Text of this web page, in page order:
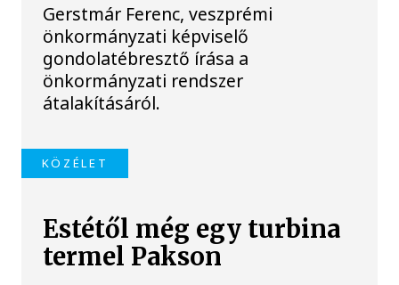
Gerstmár Ferenc, veszprémi
önkormányzati képviselő
gondolatébresztő írása a
önkormányzati rendszer
átalakításáról.
KÖZÉLET
Estétől még egy turbina
termel Pakson